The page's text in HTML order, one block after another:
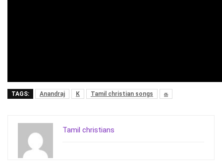
TAGS: Anandraj K Tamil christian songs க
Tamil christians